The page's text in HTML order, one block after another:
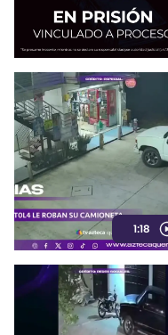
1:18